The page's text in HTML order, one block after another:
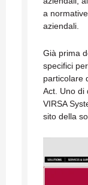
a
aziendali.
Già prima
specifici
particolare
Act. Uno di
VIRSA
sito della